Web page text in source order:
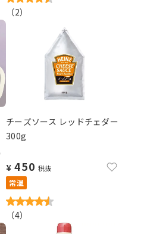
（2）
チーズソース レッドチェダー
300g
¥ 450 税抜
常温
（4）